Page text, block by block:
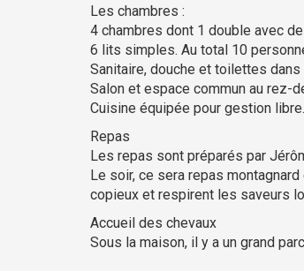
Les chambres :
4 chambres dont 1 double avec
6 lits simples. Au total 10
Sanitaire, douche et toilettes dans
Salon et espace commun au rez-
Cuisine équipée pour gestion libre.
Repas
Les repas sont préparés par
Le soir, ce sera repas
copieux et respirent les saveurs
Accueil des chevaux
Sous la maison, il y a un grand